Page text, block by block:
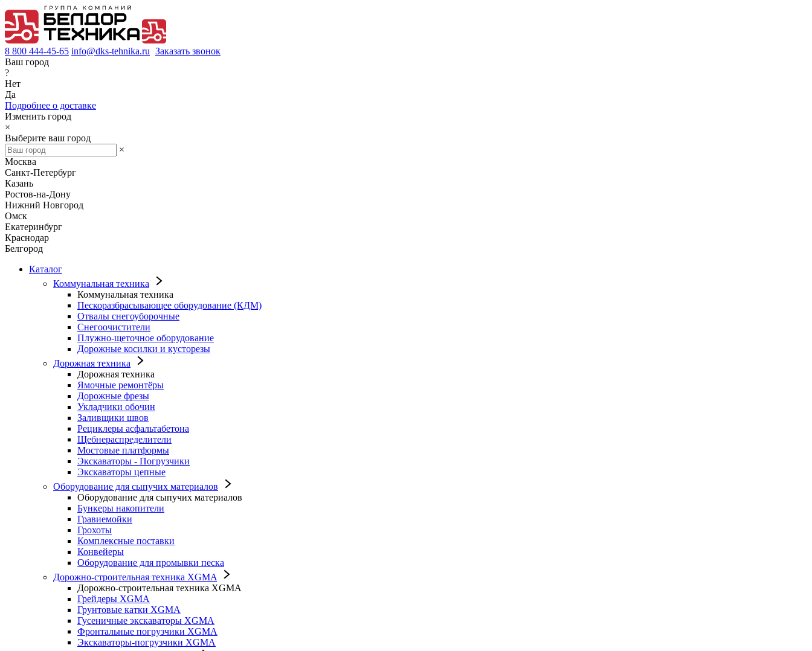
8 800 444-45-65 info@dks-tehnika.ru Заказать звонок
Ваш город
?
Нет
Да
Подробнее о доставке
Изменить город
×
Выберите ваш город
×
Москва
Санкт-Петербург
Казань
Ростов-на-Дону
Нижний Новгород
Омск
Екатеринбург
Краснодар
Белгород
Каталог
Коммунальная техника
Коммунальная техника
Пескоразбрасывающее оборудование (КДМ)
Отвалы снегоуборочные
Снегоочистители
Плужно-щеточное оборудование
Дорожные косилки и кусторезы
Дорожная техника
Дорожная техника
Ямочные ремонтёры
Дорожные фрезы
Укладчики обочин
Заливщики швов
Рециклеры асфальтабетона
Щебнераспределители
Мостовые платформы
Экскаваторы - Погрузчики
Экскаваторы цепные
Оборудование для сыпучих материалов
Оборудование для сыпучих материалов
Бункеры накопители
Гравиемойки
Грохоты
Комплексные поставки
Конвейеры
Оборудование для промывки песка
Дорожно-строительная техника XGMA
Дорожно-строительная техника XGMA
Грейдеры XGMA
Грунтовые катки XGMA
Гусеничные экскаваторы XGMA
Фронтальные погрузчики XGMA
Экскаваторы-погрузчики XGMA